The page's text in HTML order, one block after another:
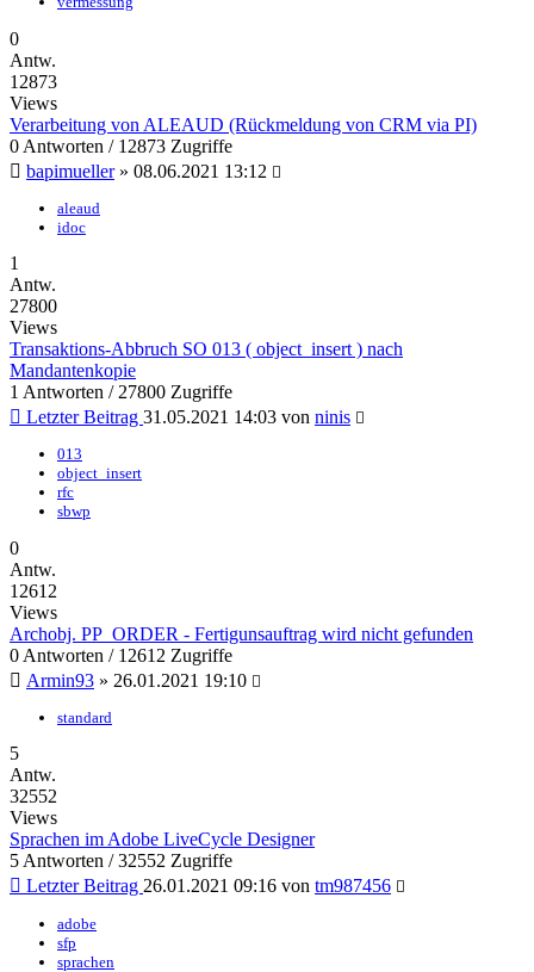
0
Antw.
12873
Views
Verarbeitung von ALEAUD (Rückmeldung von CRM via PI)
0 Antworten / 12873 Zugriffe
bapimueller» 08.06.2021 13:12
aleaud
idoc
1
Antw.
27800
Views
Transaktions-Abbruch SO 013 ( object_insert ) nach
Mandantenkopie
1 Antworten / 27800 Zugriffe
Letzter Beitrag 31.05.2021 14:03 von ninis
013
object_insert
rfc
sbwp
0
Antw.
12612
Views
Archobj. PP_ORDER - Fertigunsauftrag wird nicht gefunden
0 Antworten / 12612 Zugriffe
Armin93 » 26.01.2021 19:10
standard
5
Antw.
32552
Views
Sprachen im Adobe LiveCycle Designer
5 Antworten / 32552 Zugriffe
Letzter Beitrag 26.01.2021 09:16 von tm987456
adobe
sfp
sprachen